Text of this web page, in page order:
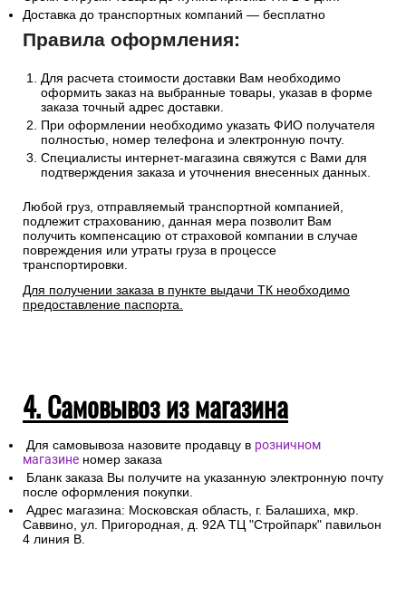
Сроки и стоимость доставки транспортной компанией
(СДЭК, Боксберри) рассчитывается автоматически на
странице оформления заказа.
уточняйте у менеджера по телефону+7(495)128-48-87
на Emailsales@1oboi.ru
Стоимость рассчитывается от общего веса/объема товаров
в заказе.
Сроки отгрузки товара до пункта приема ТК: 1-3 дня.
Доставка до транспортных компаний — бесплатно
Правила оформления:
Для расчета стоимости доставки Вам необходимо
оформить заказ на выбранные товары, указав в форме
заказа точный адрес доставки.
При оформлении необходимо указать ФИО получателя
полностью, номер телефона и электронную почту.
Специалисты интернет-магазина свяжутся с Вами для
повреждения или утраты груза в процессе
транспортировки.
Для получении заказа в пункте выдачи ТК необходимо
предоставление паспорта.
4. Самовывоз из магазина